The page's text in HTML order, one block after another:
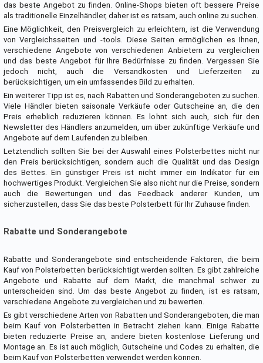
das beste Angebot zu finden. Online-Shops bieten oft bessere Preise
als traditionelle Einzelhändler, daher ist es ratsam, auch online zu suchen.
Eine Möglichkeit, den Preisvergleich zu erleichtern, ist die Verwendung
von Vergleichsseiten und -tools. Diese Seiten ermöglichen es Ihnen,
verschiedene Angebote von verschiedenen Anbietern zu vergleichen
und das beste Angebot für Ihre Bedürfnisse zu finden. Vergessen Sie
jedoch nicht, auch die Versandkosten und Lieferzeiten zu
berücksichtigen, um ein umfassendes Bild zu erhalten.
Ein weiterer Tipp ist es, nach Rabatten und Sonderangeboten zu suchen.
Viele Händler bieten saisonale Verkäufe oder Gutscheine an, die den
Preis erheblich reduzieren können. Es lohnt sich auch, sich für den
Newsletter des Händlers anzumelden, um über zukünftige Verkäufe und
Angebote auf dem Laufenden zu bleiben.
Letztendlich sollten Sie bei der Auswahl eines Polsterbettes nicht nur
den Preis berücksichtigen, sondern auch die Qualität und das Design
des Bettes. Ein günstiger Preis ist nicht immer ein Indikator für ein
hochwertiges Produkt. Vergleichen Sie also nicht nur die Preise, sondern
auch die Bewertungen und das Feedback anderer Kunden, um
sicherzustellen, dass Sie das beste Polsterbett für Ihr Zuhause finden.
Rabatte und Sonderangebote
Rabatte und Sonderangebote sind entscheidende Faktoren, die beim
Kauf von Polsterbetten berücksichtigt werden sollten. Es gibt zahlreiche
Angebote und Rabatte auf dem Markt, die manchmal schwer zu
unterscheiden sind. Um das beste Angebot zu finden, ist es ratsam,
verschiedene Angebote zu vergleichen und zu bewerten.
Es gibt verschiedene Arten von Rabatten und Sonderangeboten, die man
beim Kauf von Polsterbetten in Betracht ziehen kann. Einige Rabatte
bieten reduzierte Preise an, andere bieten kostenlose Lieferung und
Montage an. Es ist auch möglich, Gutscheine und Codes zu erhalten, die
beim Kauf von Polsterbetten verwendet werden können.